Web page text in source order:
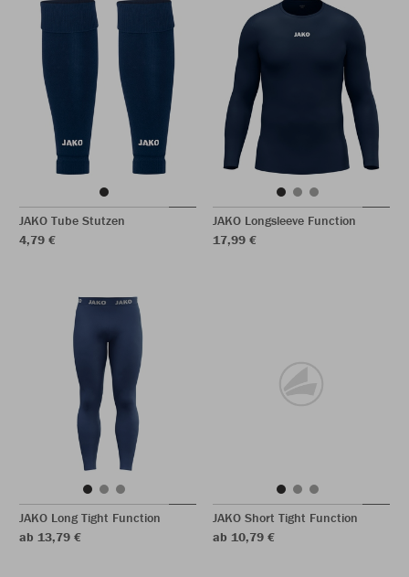
JAKO Tube Stutzen
4,79 €
JAKO Longsleeve Function
17,99 €
JAKO Long Tight Function
ab 13,79 €
JAKO Short Tight Function
ab 10,79 €